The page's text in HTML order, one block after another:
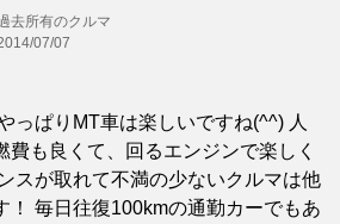
去所有のクルマ
07/07
っぱりMT車は楽しいですね(^^) 人
費も良くて、回るエンジンで楽しく
スが取れて不満の少ないクルマは他
！ 毎日往復100kmの通勤カーでもあ